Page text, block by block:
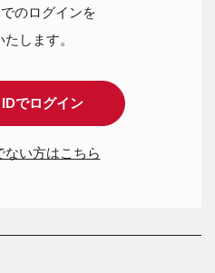
のログインを
します。
でログイン
ない方はこちら